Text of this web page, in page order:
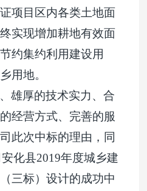
项目区内各类土地面
实现增加耕地有效面
约集约利用建设用
用地。
雄厚的技术实力、合
经营方式、完善的服
此次中标的理由，同
化县2019年度城乡建
三标）设计的成功中